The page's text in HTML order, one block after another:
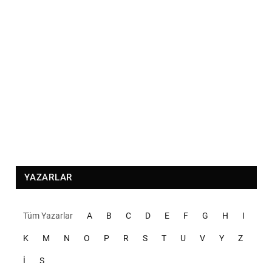
YAZARLAR
Tüm Yazarlar A B C D E F G H I
K M N O P R S T U V Y Z
İ Ş